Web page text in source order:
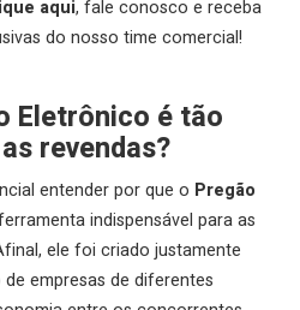
aqui, fale conosco e receba
do nosso time comercial!
Eletrônico é tão
revendas?
entender por que o Pregão
indispensável para as
ele foi criado justamente
empresas de diferentes